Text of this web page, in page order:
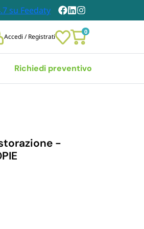
Accedi / Registrati
0
Richiedi preventivo
Tovaglie
Tovaglioli
-